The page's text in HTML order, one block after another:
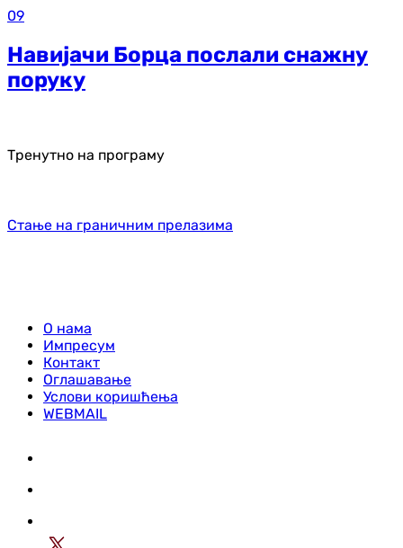
09
Навијачи Борца послали снажну
поруку
Тренутно на програму
Стање на граничним прелазима
О нама
Импресум
Контакт
Оглашавање
Услови коришћења
WEBMAIL